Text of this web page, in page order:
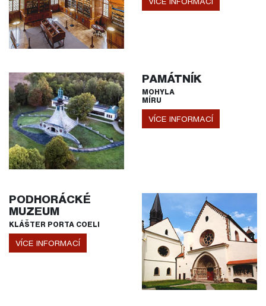
PAMÁTNÍK
MOHYLA
MÍRU
VÍCE INFORMACÍ
PODHORÁCKÉ
MUZEUM
KLÁŠTER PORTA COELI
VÍCE INFORMACÍ